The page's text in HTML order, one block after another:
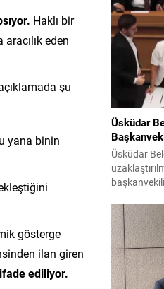
Haklı bir
eden
şu
yana binin
gösterge
ilan giren
ediliyor.
bildiri, ülke
15 dakika
terörle
Üsküdar
Üsküdar
geldi.
ciddi
sayılması
yaşanan
gerilimi